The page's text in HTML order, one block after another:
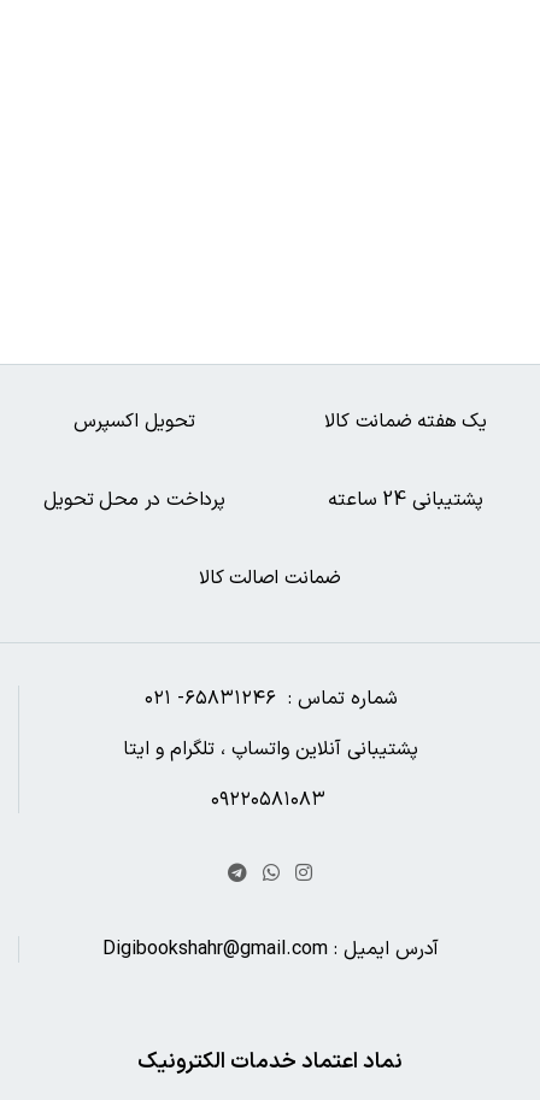
ضمانت اصالت کالا
پرداخت در محل تحویل پشتیبانی 24 ساعته
تحویل اکسپرس یک هفته ضمانت کالا
شماره تماس : ۶۵۸۳۱۲۴۶- ۰۲۱
پشتیبانی آنلاین واتساپ ، تلگرام و ایتا
آدرس ایمیل : Digibookshahr@gmail.com
نماد اعتماد خدمات الکترونیک